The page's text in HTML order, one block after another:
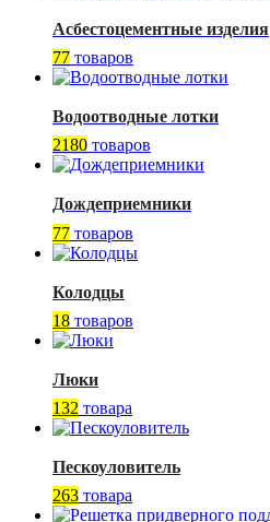
Асбестоцементные изделия
77 товаров
Водоотводные лотки
2180 товаров
Дождеприемники
77 товаров
Колодцы
18 товаров
Люки
132 товара
Пескоуловитель
263 товара